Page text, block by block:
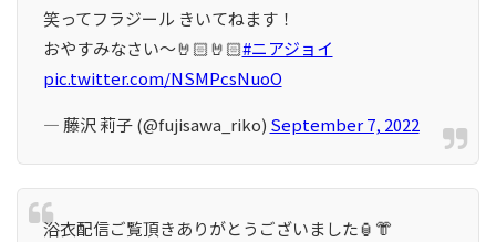
笑ってフラジール きいてねます！
おやすみなさい〜🤘🏻🤘🏻#ニアジョイ
pic.twitter.com/NSMPcsNuoO
— 藤沢 莉子 (@fujisawa_riko) September 7, 2022
浴衣配信ご覧頂きありがとうございました🏮👘